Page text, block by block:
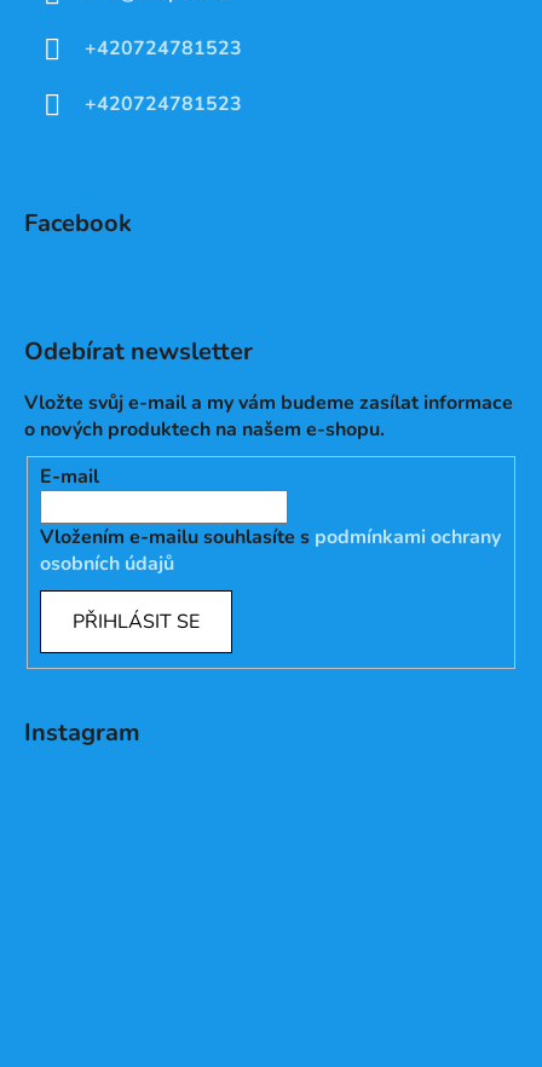
+420724781523
+420724781523
Facebook
Odebírat newsletter
Vložte svůj e-mail a my vám budeme zasílat informace
o nových produktech na našem e-shopu.
E-mail
Vložením e-mailu souhlasíte s podmínkami ochrany
osobních údajů
PŘIHLÁSIT SE
Instagram